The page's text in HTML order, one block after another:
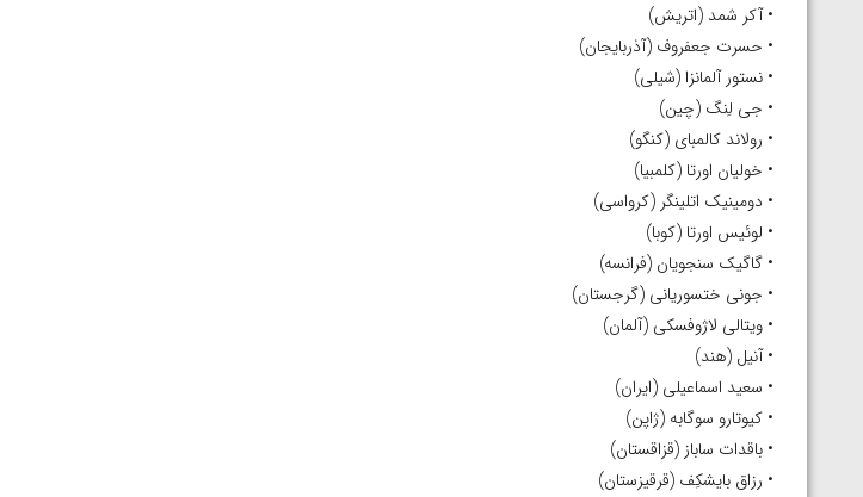
• آکر شمد (اتریش)
• حسرت جعفروف (آذربایجان)
• نستور آلمانزا (شیلی)
• جی لِنگ (چین)
• رولاند کالمبای (کنگو)
• خولیان اورتا (کلمبیا)
• دومینیک اتلینگر (کرواسی)
• لوئیس اورتا (کوبا)
• گاگیک سنجویان (فرانسه)
• جونی ختسوریانی (گرجستان)
• ویتالی لاژوفسکی (آلمان)
• آنیل (هند)
• سعید اسماعیلی (ایران)
• کیوتارو سوگابه (ژاپن)
• باقدات ساباز (قزاقستان)
• رزاق بایشکِف (قرقیزستان)